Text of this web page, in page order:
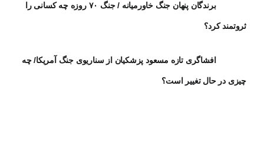
برندگان پنهان جنگ خاورمیانه / جنگ ۷۰ روزه چه کسانی را
ثروتمند کرد؟
افشاگری تازه مسعود پزشکیان از سناریوی جنگ آمریکا/ چه
چیزی در حال تغییر است؟